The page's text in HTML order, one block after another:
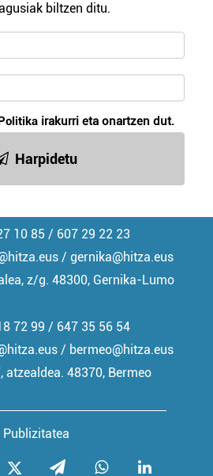
cookie teknologiaz
onartuz gero, teknologia hori
ematen diguzu.Gehiago
biltzen ditu.
irakurri eta onartzen dut.
Harpidetu
10 85 / 607 29 22 23
/ gernika@hitza.eus
z/g. 48300, Gernika-Lumo
Publizitatea
72 99 / 647 35 56 54
/ bermeo@hitza.eus
atzealdea. 48370, Bermeo